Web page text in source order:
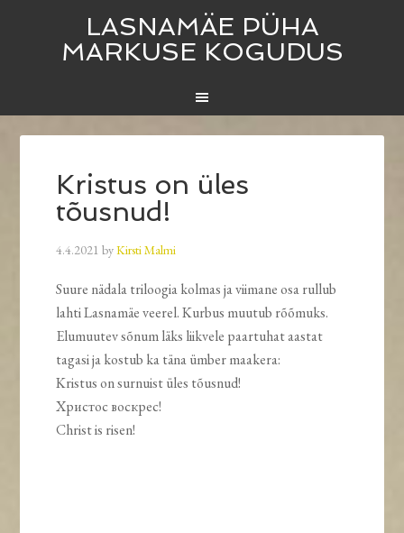
LASNAMÄE PÜHA
MARKUSE KOGUDUS
Kristus on üles
tõusnud!
4.4.2021 byKirsti Malmi
Suure nädala triloogia kolmas ja viimane osa rullub
lahti Lasnamäe veerel. Kurbus muutub rõõmuks.
Elumuutev sõnum läks liikvele paartuhat aastat
tagasi ja kostub ka täna ümber maakera:
Kristus on surnuist üles tõusnud!
Христос воскрес!
Christ is risen!